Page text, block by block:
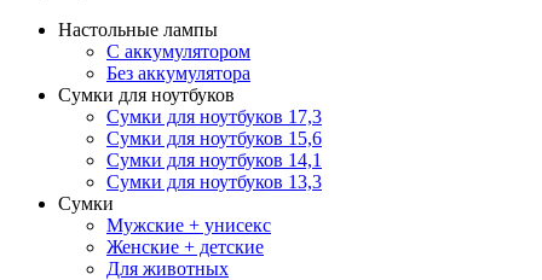
Настольные лампы
С аккумулятором
Без аккумулятора
Сумки для ноутбуков
Сумки для ноутбуков 17,3
Сумки для ноутбуков 15,6
Сумки для ноутбуков 14,1
Сумки для ноутбуков 13,3
Сумки
Мужские + унисекс
Женские + детские
Для животных